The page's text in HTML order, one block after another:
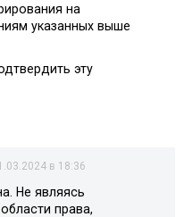
на
указанных выше
эту
в 18:36
Не являясь
права,